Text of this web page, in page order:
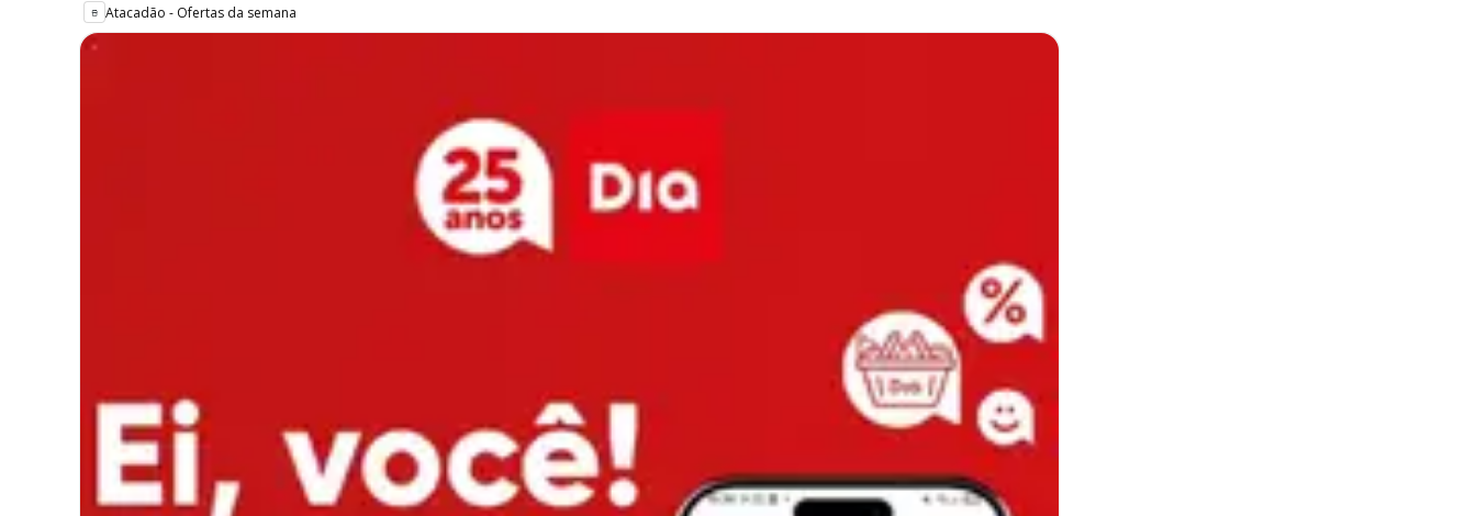
Atacadão - Ofertas da semana